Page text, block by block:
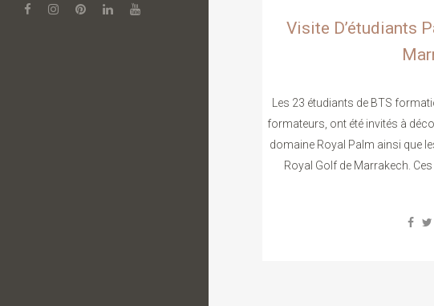
Visite D’étudiants
Les 23 étudiants de BTS
formateurs, ont été invités à
domaine Royal Palm ainsi que
Royal Golf de Marrakech.